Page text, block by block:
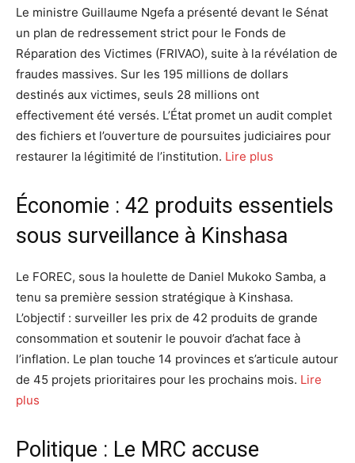
Le ministre Guillaume Ngefa a présenté devant le Sénat
un plan de redressement strict pour le Fonds de
Réparation des Victimes (FRIVAO), suite à la révélation de
fraudes massives. Sur les 195 millions de dollars
destinés aux victimes, seuls 28 millions ont
effectivement été versés. L’État promet un audit complet
des fichiers et l’ouverture de poursuites judiciaires pour
restaurer la légitimité de l’institution. Lire plus
Économie : 42 produits essentiels
sous surveillance à Kinshasa
Le FOREC, sous la houlette de Daniel Mukoko Samba, a
tenu sa première session stratégique à Kinshasa.
L’objectif : surveiller les prix de 42 produits de grande
consommation et soutenir le pouvoir d’achat face à
l’inflation. Le plan touche 14 provinces et s’articule autour
de 45 projets prioritaires pour les prochains mois. Lire
plus
Politique : Le MRC accuse